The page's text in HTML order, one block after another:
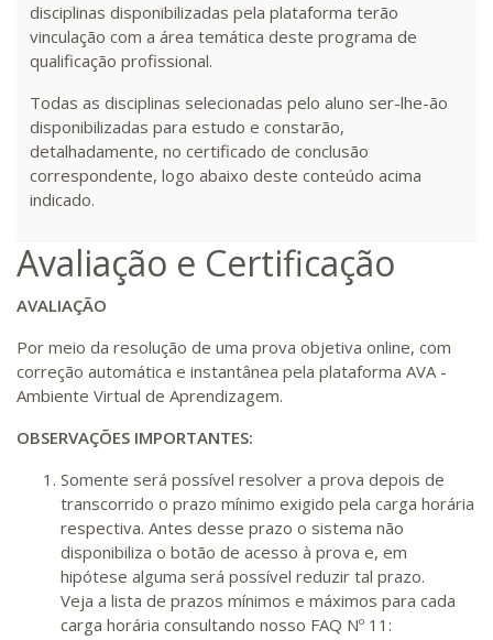
disciplinas disponibilizadas pela plataforma terão
vinculação com a área temática deste programa de
qualificação profissional.
Todas as disciplinas selecionadas pelo aluno ser-lhe-ão
disponibilizadas para estudo e constarão,
detalhadamente, no certificado de conclusão
correspondente, logo abaixo deste conteúdo acima
indicado.
Avaliação e Certificação
AVALIAÇÃO
Por meio da resolução de uma prova objetiva online, com
correção automática e instantânea pela plataforma AVA -
Ambiente Virtual de Aprendizagem.
OBSERVAÇÕES IMPORTANTES:
Somente será possível resolver a prova depois de
transcorrido o prazo mínimo exigido pela carga horária
respectiva. Antes desse prazo o sistema não
disponibiliza o botão de acesso à prova e, em
hipótese alguma será possível reduzir tal prazo.
Veja a lista de prazos mínimos e máximos para cada
carga horária consultando nosso FAQ Nº 11: